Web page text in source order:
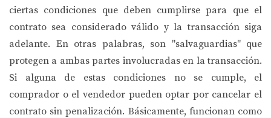
ciertas condiciones que deben cumplirse para que el
contrato sea considerado válido y la transacción siga
adelante. En otras palabras, son "salvaguardias" que
protegen a ambas partes involucradas en la transacción.
Si alguna de estas condiciones no se cumple, el
comprador o el vendedor pueden optar por cancelar el
contrato sin penalización. Básicamente, funcionan como